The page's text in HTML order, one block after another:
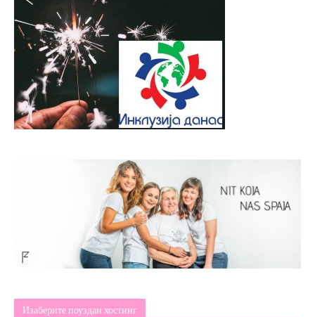
Изаберите поуздан хостинг